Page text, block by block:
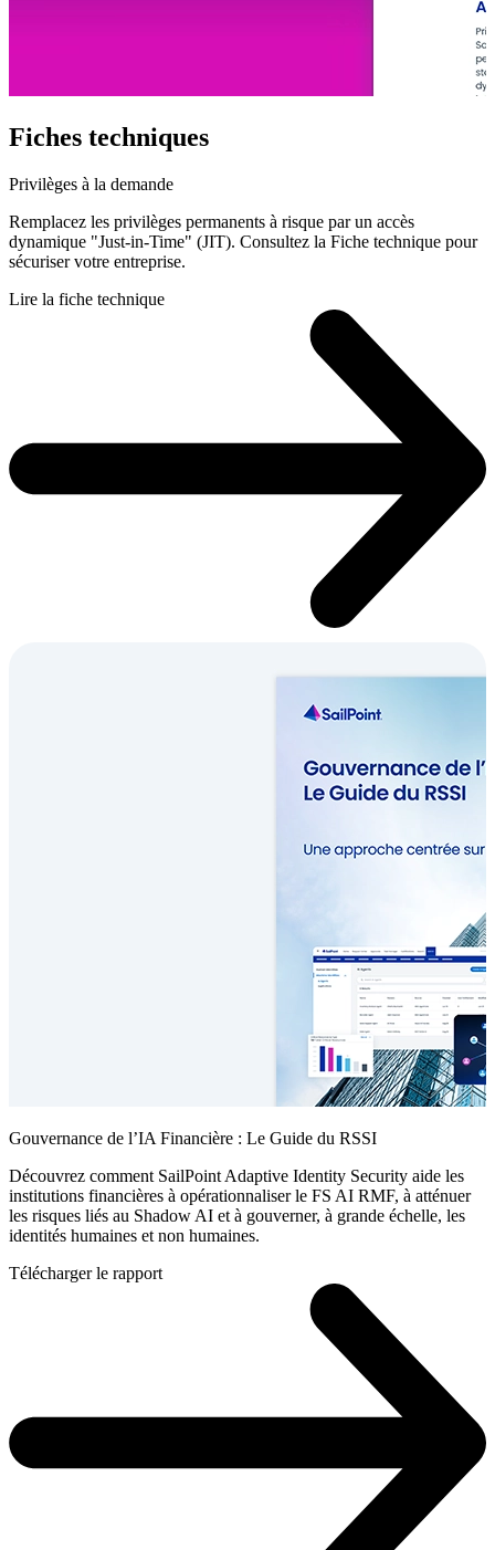
Fiches techniques
Privilèges à la demande
Remplacez les privilèges permanents à risque par un accès
dynamique "Just-in-Time" (JIT). Consultez la Fiche technique pour
sécuriser votre entreprise.
Lire la fiche technique
Gouvernance de l’IA Financière : Le Guide du RSSI
Découvrez comment SailPoint Adaptive Identity Security aide les
institutions financières à opérationnaliser le FS AI RMF, à atténuer
les risques liés au Shadow AI et à gouverner, à grande échelle, les
identités humaines et non humaines.
Télécharger le rapport